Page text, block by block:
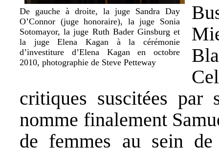
De gauche à droite, la juge Sandra Day
O’Connor (juge honoraire), la juge Sonia
Sotomayor, la juge Ruth Bader Ginsburg et
la juge Elena Kagan à la cérémonie
d’investiture d’Elena Kagan en octobre
2010, photographie de Steve Petteway
critiques suscitées par
nomme finalement
de femmes au sein